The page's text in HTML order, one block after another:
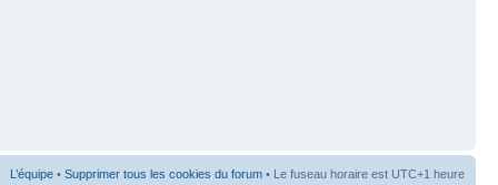
L’équipe • Supprimer tous les cookies du forum • Le fuseau horaire est UTC+1 heure